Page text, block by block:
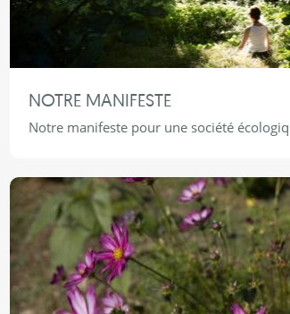
NOTRE MANIFESTE
Notre manifeste pour une société